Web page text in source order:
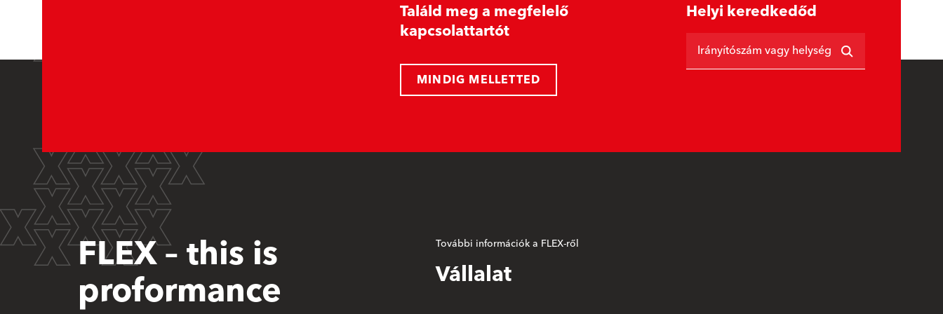
Találd meg a megfelelő
kapcsolattartót
MINDIG MELLETTED
Helyi keredkedőd
Irányítószám vagy helység
FLEX – this is
proformance
További információk a FLEX-ről
Vállalat